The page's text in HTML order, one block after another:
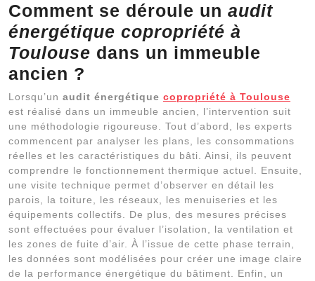
Comment se déroule un audit
énergétique copropriété à
Toulouse dans un immeuble
ancien ?
Lorsqu’un audit énergétique copropriété à Toulouse
est réalisé dans un immeuble ancien, l’intervention suit
une méthodologie rigoureuse. Tout d’abord, les experts
commencent par analyser les plans, les consommations
réelles et les caractéristiques du bâti. Ainsi, ils peuvent
comprendre le fonctionnement thermique actuel. Ensuite,
une visite technique permet d’observer en détail les
parois, la toiture, les réseaux, les menuiseries et les
équipements collectifs. De plus, des mesures précises
sont effectuées pour évaluer l’isolation, la ventilation et
les zones de fuite d’air. À l’issue de cette phase terrain,
les données sont modélisées pour créer une image claire
de la performance énergétique du bâtiment. Enfin, un